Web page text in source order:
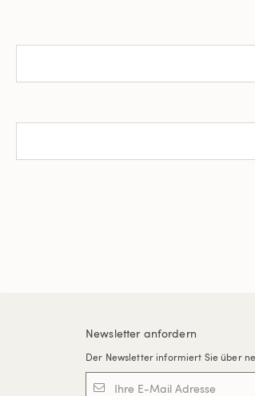
Newsletter anfordern
Der Newsletter informiert Sie über